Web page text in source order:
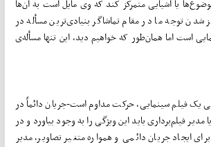
یا اشیایی متمرکز کند که وی مایل است به آن‌‌ها
شدن توجه ما در مقام تماشاگر بنیادی‌ترین مسأله در
است اما همان‌طور که خواهیم دید، این تنها مسأله‌ی
یک فیلم سینمایی، حرکت مداوم است-جریان دائماً در
مدیر فیلم‌برداری باید این ویژگی را به وجود بیاورد و در
ایجاد جریان دائمی و همواره متغیر تصاویر، مدیر